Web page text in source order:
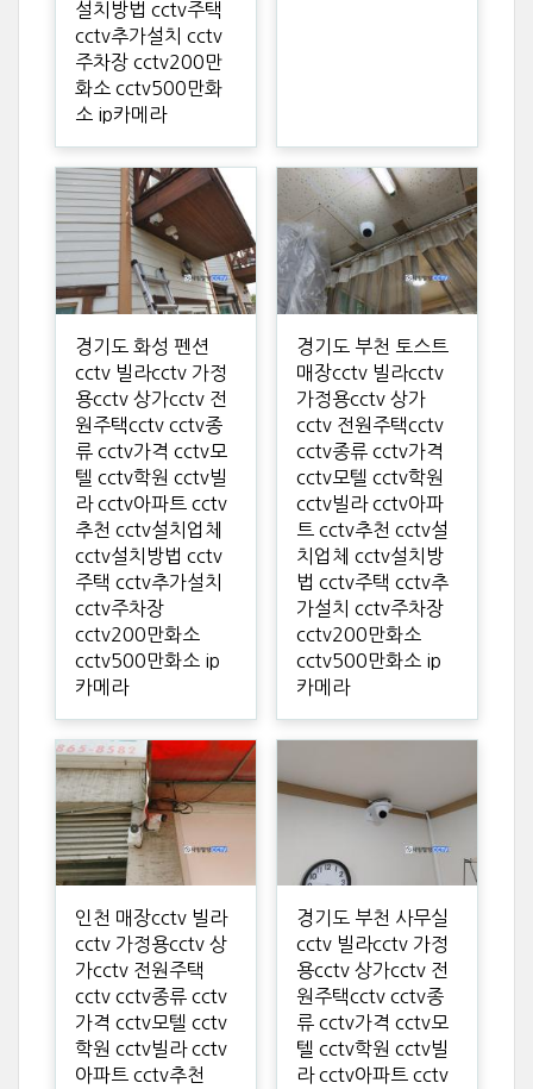
설치방법 cctv주택
cctv추가설치 cctv
주차장 cctv200만
화소 cctv500만화
소 ip카메라
경기도 화성 펜션
cctv 빌라cctv 가정
용cctv 상가cctv 전
원주택cctv cctv종
류 cctv가격 cctv모
텔 cctv학원 cctv빌
라 cctv아파트 cctv
추천 cctv설치업체
cctv설치방법 cctv
주택 cctv추가설치
cctv주차장
cctv200만화소
cctv500만화소 ip
카메라
경기도 부천 토스트
매장cctv 빌라cctv
가정용cctv 상가
cctv 전원주택cctv
cctv종류 cctv가격
cctv모텔 cctv학원
cctv빌라 cctv아파
트 cctv추천 cctv설
치업체 cctv설치방
법 cctv주택 cctv추
가설치 cctv주차장
cctv200만화소
cctv500만화소 ip
카메라
인천 매장cctv 빌라
cctv 가정용cctv 상
가cctv 전원주택
cctv cctv종류 cctv
가격 cctv모텔 cctv
학원 cctv빌라 cctv
아파트 cctv추천
경기도 부천 사무실
cctv 빌라cctv 가정
용cctv 상가cctv 전
원주택cctv cctv종
류 cctv가격 cctv모
텔 cctv학원 cctv빌
라 cctv아파트 cctv